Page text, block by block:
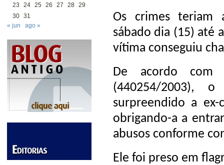
23
24 25 26 27 28 29
30 31
« jun
ago »
Os crimes teriam
sábado dia (15) até
vítima conseguiu
De acordo
(440254/2003),
surpreendido a
obrigando-a a
abusos conforme
Ele foi preso em